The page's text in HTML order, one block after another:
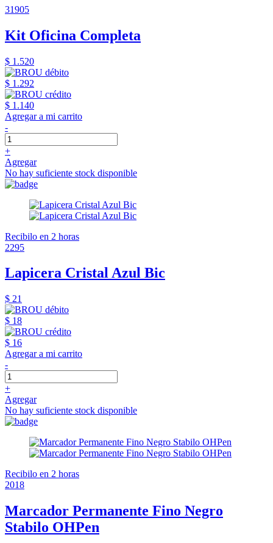
31905
Kit Oficina Completa
$ 1.520
$ 1.292
$ 1.140
Agregar a mi carrito
-
+
Agregar
No hay suficiente stock disponible
Recibilo en 2 horas
2295
Lapicera Cristal Azul Bic
$ 21
$ 18
$ 16
Agregar a mi carrito
-
+
Agregar
No hay suficiente stock disponible
Recibilo en 2 horas
2018
Marcador Permanente Fino Negro
Stabilo OHPen